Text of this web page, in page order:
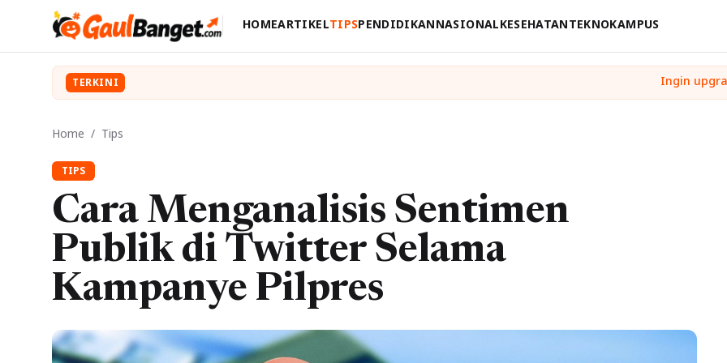
HOMEARTIKELTIPSPENDIDIKANNASIONALKESEHATANTEKNOKAMPUS
TERKINI
Home / Tips
TIPS
Cara Menganalisis Sentimen
Publik di Twitter Selama
Kampanye Pilpres